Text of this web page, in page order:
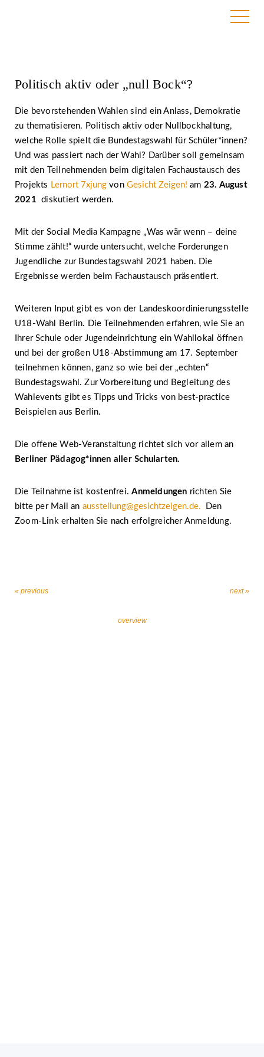
Politisch aktiv oder „null Bock“?
Die bevorstehenden Wahlen sind ein Anlass, Demokratie
zu thematisieren. Politisch aktiv oder Nullbockhaltung,
welche Rolle spielt die Bundestagswahl für Schüler*innen?
Und was passiert nach der Wahl? Darüber soll gemeinsam
mit den Teilnehmenden beim digitalen Fachaustausch des
Projekts Lernort 7xjungvon Gesicht Zeigen! am 23. August
2021 diskutiert werden.
Mit der Social Media Kampagne „Was wär wenn – deine
Stimme zählt!“ wurde untersucht, welche Forderungen
Jugendliche zur Bundestagswahl 2021 haben. Die
Ergebnisse werden beim Fachaustausch präsentiert.
Weiteren Input gibt es von der Landeskoordinierungsstelle
U18-Wahl Berlin. Die Teilnehmenden erfahren, wie Sie an
Ihrer Schule oder Jugendeinrichtung ein Wahllokal öffnen
und bei der großen U18-Abstimmung am 17. September
teilnehmen können, ganz so wie bei der „echten“
Bundestagswahl. Zur Vorbereitung und Begleitung des
Wahlevents gibt es Tipps und Tricks von best-practice
Beispielen aus Berlin.
Die offene Web-Veranstaltung richtet sich vor allem an
Berliner Pädagog*innen aller Schularten.
Die Teilnahme ist kostenfrei.Anmeldungen richten Sie
bitte per Mail an ausstellung@gesichtzeigen.de.
Den
Zoom-Link erhalten Sie nach erfolgreicher Anmeldung.
« previous
overview
next »